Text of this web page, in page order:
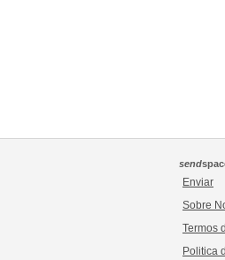
send
Enviar
Sobre
Termos
Politica